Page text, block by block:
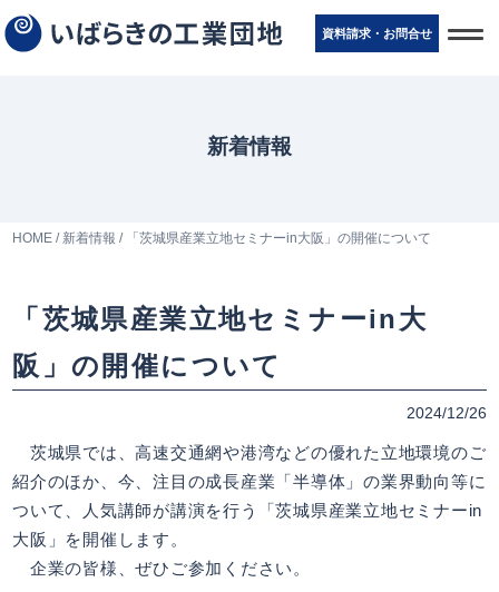
資料請求・お問合せ
t
o
新着情報
HOME / 新着情報 / 「茨城県産業立地セミナーin大阪」の開催について
「茨城県産業立地セミナーin大
阪」の開催について
2024/12/26
茨城県では、高速交通網や港湾などの優れた立地環境のご
紹介のほか、今、注目の成長産業「半導体」の業界動向等に
ついて、人気講師が講演を行う「茨城県産業立地セミナーin
大阪」を開催します。
企業の皆様、ぜひご参加ください。